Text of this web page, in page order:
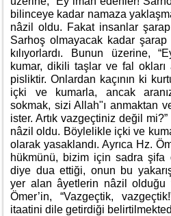
bilinceye kadar namaza
nâzil oldu. Fakat insanlar
Sarhoş olmayacak kadar
kılıyorlardı. Bunun üzerine,
kumar, dikili taşlar ve fal
pisliktir. Onlardan kaçının ki
içki ve kumarla, ancak
sokmak, sizi Allah"ı anmaktan
ister. Artık vazgeçtiniz değil
nâzil oldu. Böylelikle içki ve
olarak yasaklandı. Ayrıca Hz.
hükmünü, bizim için sadra şifa
diye dua ettiği, onun bu
yer alan âyetlerin nâzil olduğu
Ömer’in, “Vazgeçtik,
itaatini dile getirdiği